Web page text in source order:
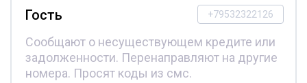
+79532322126
Гость
Сообщают о несуществующем кредите или
задолженности. Перенаправляют на другие
номера. Просят коды из смс.